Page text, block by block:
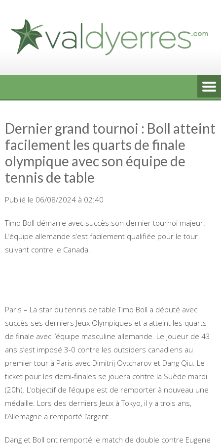
content
Dernier grand tournoi : Boll atteint
facilement les quarts de finale
olympique avec son équipe de
tennis de table
Publié le 06/08/2024 à 02:40
Timo Boll démarre avec succès son dernier tournoi majeur.
L’équipe allemande s’est facilement qualifiée pour le tour
suivant contre le Canada.
Paris – La star du tennis de table Timo Boll a débuté avec
succès ses derniers Jeux Olympiques et a atteint les quarts
de finale avec l’équipe masculine allemande. Le joueur de 43
ans s’est imposé 3-0 contre les outsiders canadiens au
premier tour à Paris avec Dimitrij Ovtcharov et Dang Qiu. Le
ticket pour les demi-finales se jouera contre la Suède mardi
(20h). L’objectif de l’équipe est de remporter à nouveau une
médaille. Lors des derniers Jeux à Tokyo, il y a trois ans,
l’Allemagne a remporté l’argent.
Dang et Boll ont remporté le match de double contre Eugene